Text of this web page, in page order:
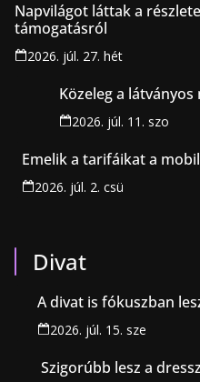
Napvilágot láttak a
támogatásról
2026. júl. 27. hét
Közeleg a
2026. júl. 11. szo
Emelik a tarifáikat a
2026. júl. 2. csü
Divat
A divat is fókuszban
2026. júl. 15. sze
Szigorúbb lesz a